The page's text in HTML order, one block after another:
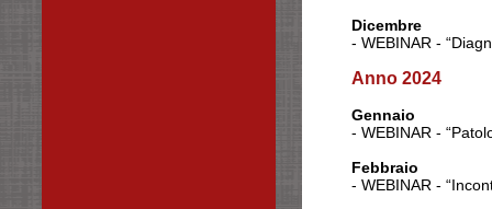
Dicembre
- WEBINAR -
Anno 2024
Gennaio
- WEBINAR -
Febbraio
- WEBINAR -